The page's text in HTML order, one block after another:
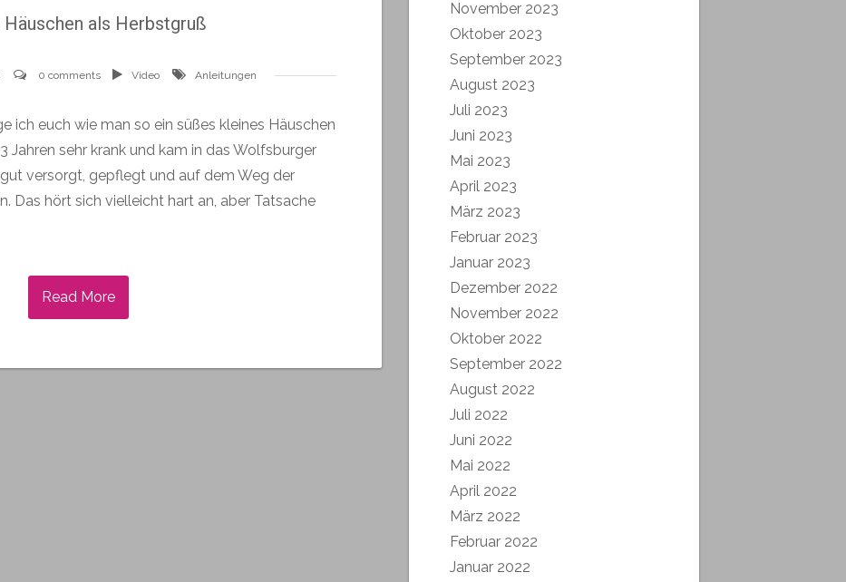
Häuschen als Herbstgruß
0 comments Video Anleitungen
ich euch wie man so ein süßes kleines Häuschen
Jahren sehr krank und kam in das Wolfsburger
versorgt, gepflegt und auf dem Weg der
Das hört sich vielleicht hart an, aber Tatsache
Read More
November 2023
Oktober 2023
September 2023
August 2023
Juli 2023
Juni 2023
Mai 2023
April 2023
März 2023
Februar 2023
Januar 2023
Dezember 2022
November 2022
Oktober 2022
September 2022
August 2022
Juli 2022
Juni 2022
Mai 2022
April 2022
März 2022
Februar 2022
Januar 2022